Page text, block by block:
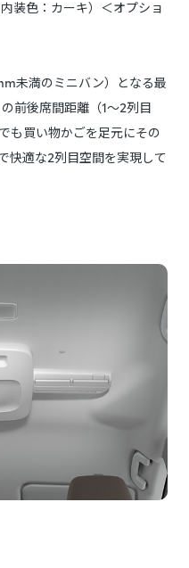
装色：カーキ）＜オプショ
未満のミニバン）となる最
前後席間距離（1～2列目
も買い物かごを足元にその
快適な2列目空間を実現して